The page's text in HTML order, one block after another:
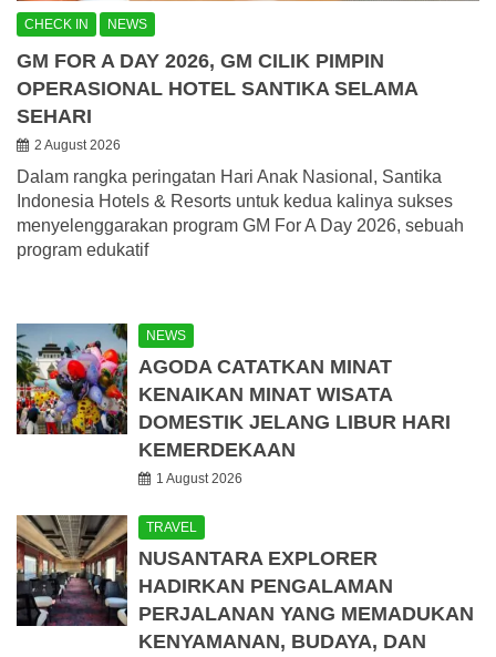
CHECK IN NEWS
GM FOR A DAY 2026, GM CILIK PIMPIN
OPERASIONAL HOTEL SANTIKA SELAMA
SEHARI
2 August 2026
Dalam rangka peringatan Hari Anak Nasional, Santika
Indonesia Hotels & Resorts untuk kedua kalinya sukses
menyelenggarakan program GM For A Day 2026, sebuah
program edukatif
NEWS
AGODA CATATKAN MINAT
KENAIKAN MINAT WISATA
DOMESTIK JELANG LIBUR HARI
KEMERDEKAAN
1 August 2026
TRAVEL
NUSANTARA EXPLORER
HADIRKAN PENGALAMAN
PERJALANAN YANG MEMADUKAN
KENYAMANAN, BUDAYA, DAN